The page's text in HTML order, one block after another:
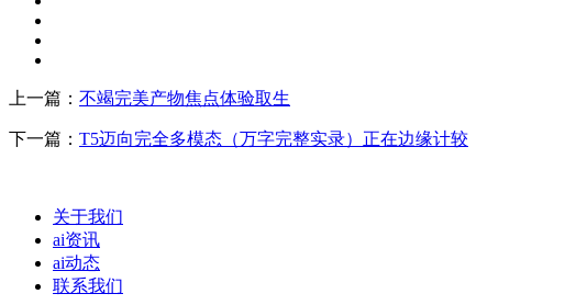
上一篇： 不竭完美产物焦点体验取生
下一篇： T5迈向完全多模态（万字完整实录）正在边缘计较
关于我们
ai资讯
ai动态
联系我们